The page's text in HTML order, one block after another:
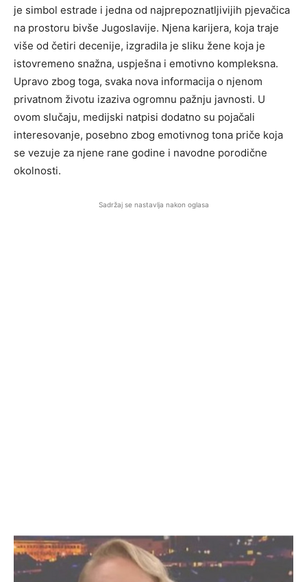
je simbol estrade i jedna od najprepoznatljivijih pjevačica
na prostoru bivše Jugoslavije. Njena karijera, koja traje
više od četiri decenije, izgradila je sliku žene koja je
istovremeno snažna, uspješna i emotivno kompleksna.
Upravo zbog toga, svaka nova informacija o njenom
privatnom životu izaziva ogromnu pažnju javnosti. U
ovom slučaju, medijski natpisi dodatno su pojačali
interesovanje, posebno zbog emotivnog tona priče koja
se vezuje za njene rane godine i navodne porodične
okolnosti.
Sadržaj se nastavlja nakon oglasa